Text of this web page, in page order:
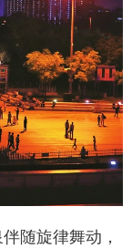
教育
网罗民生
社区
随旋律舞动，